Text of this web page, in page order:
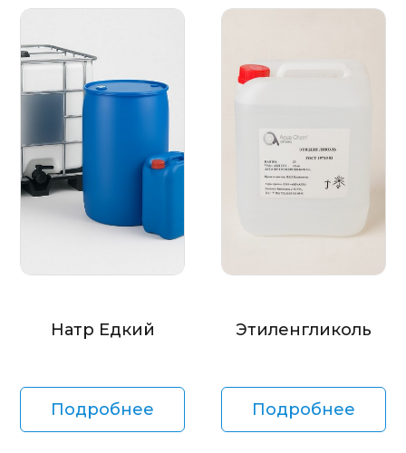
Натр Едкий
Подробнее
Этиленгликоль
Подробнее